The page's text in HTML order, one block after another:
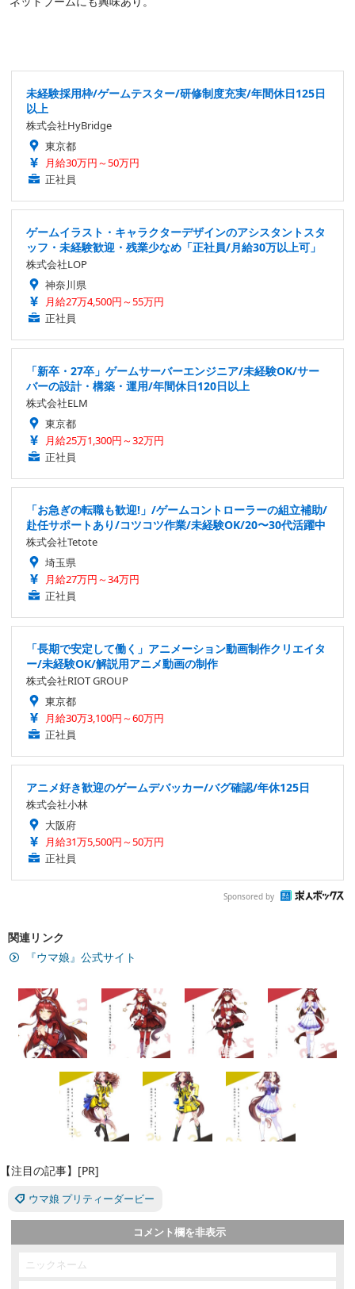
未経験採用枠/ゲームテスター/研修制度充実/年間休日125日
以上
株式会社HyBridge
東京都
月給30万円～50万円
正社員
ゲームイラスト・キャラクターデザインのアシスタントスタ
ッフ・未経験歓迎・残業少なめ「正社員/月給30万以上可」
株式会社LOP
神奈川県
月給27万4,500円～55万円
正社員
「新卒・27卒」ゲームサーバーエンジニア/未経験OK/サー
バーの設計・構築・運用/年間休日120日以上
株式会社ELM
東京都
月給25万1,300円～32万円
正社員
「お急ぎの転職も歓迎!」/ゲームコントローラーの組立補助/
赴任サポートあり/コツコツ作業/未経験OK/20〜30代活躍中
株式会社Tetote
埼玉県
月給27万円～34万円
正社員
「長期で安定して働く」アニメーション動画制作クリエイタ
ー/未経験OK/解説用アニメ動画の制作
株式会社RIOT GROUP
東京都
月給30万3,100円～60万円
正社員
アニメ好き歓迎のゲームデバッカー/バグ確認/年休125日
株式会社小林
大阪府
月給31万5,500円～50万円
正社員
Sponsored by
関連リンク
『ウマ娘』公式サイト
【注目の記事】[PR]
ウマ娘 プリティーダービー
コメント欄を非表示